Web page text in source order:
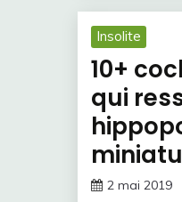
Insolite
10+
qui
2 mai 2019